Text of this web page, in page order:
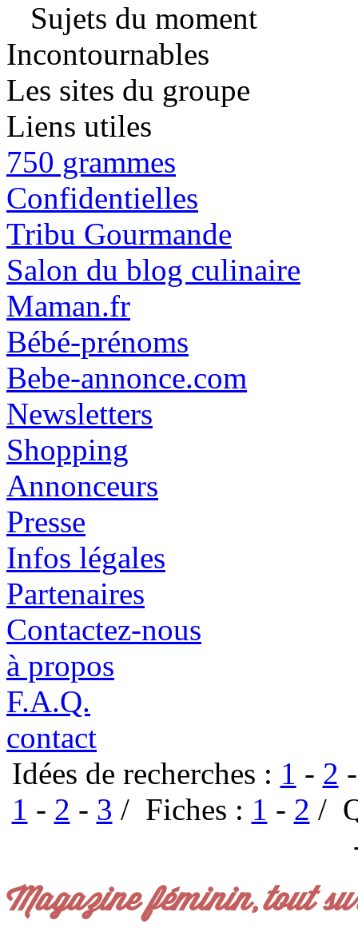
Sujets du moment
Incontournables
Les sites du groupe
Liens utiles
750 grammes
Confidentielles
Tribu Gourmande
Salon du blog culinaire
Maman.fr
Bébé-prénoms
Bebe-annonce.com
Newsletters
Shopping
Annonceurs
Presse
Infos légales
Partenaires
Contactez-nous
à propos
F.A.Q.
contact
Idées de recherches : 1 - 2
1 - 2 - 3 / Fiches : 1 - 2 /
Magazine féminin, tout